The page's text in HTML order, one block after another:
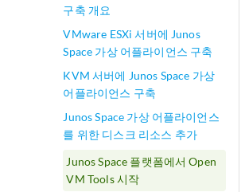
구축 개요
VMware ESXi 서버에 Junos
Space 가상 어플라이언스 구축
KVM 서버에 Junos Space 가상
어플라이언스 구축
Junos Space 가상 어플라이언스
를 위한 디스크 리소스 추가
Junos Space 플랫폼에서 Open
VM Tools 시작